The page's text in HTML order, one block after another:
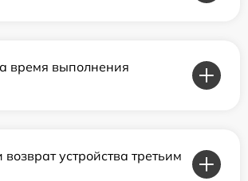
время выполнения
устройства третьим